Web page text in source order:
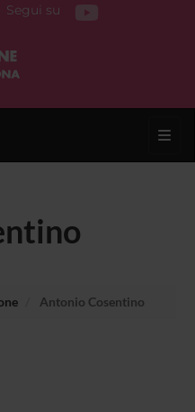
Segui su
Antonio Cosentino